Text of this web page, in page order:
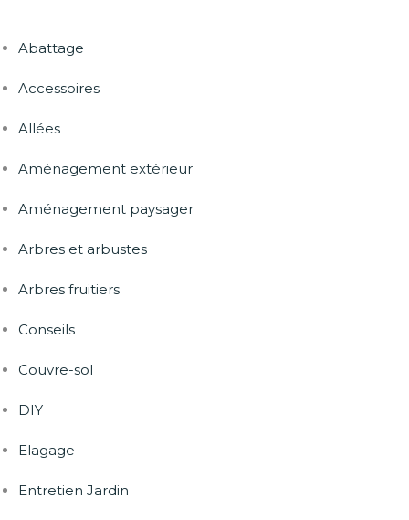
Abattage
Accessoires
Allées
Aménagement extérieur
Aménagement paysager
Arbres et arbustes
Arbres fruitiers
Conseils
Couvre-sol
DIY
Elagage
Entretien Jardin